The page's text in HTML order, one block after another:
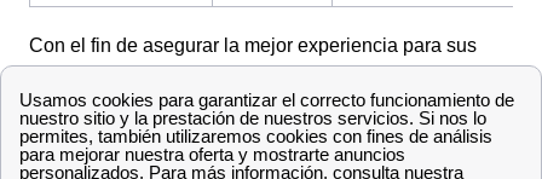
Con el fin de asegurar la mejor experiencia para sus
Peñafiel la posibilidad de contratar servicios adicionales
de mantenimiento y protección junto con sus tarifas de
luz y gas.